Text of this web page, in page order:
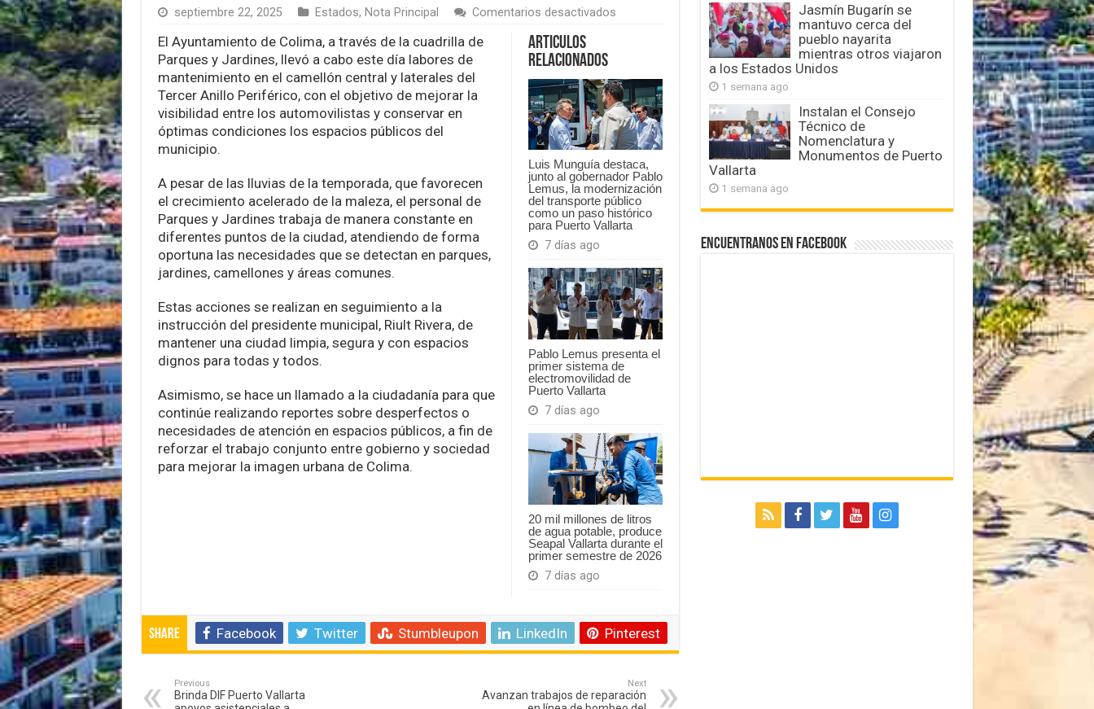
septiembre 22, 2025 Estados, Nota Principal Comentarios desactivadosen
Jardines
de
Colima
realiza
mantenimiento
en
camellones
del
Tercer
Anillo
Articulos
Relacionados
Luis Munguía destaca,
junto al gobernador Pablo
Lemus, la modernización
del transporte público
como un paso histórico
para Puerto Vallarta
7 días ago
Pablo Lemus presenta el
primer sistema de
electromovilidad de
Puerto Vallarta
7 días ago
20 mil millones de litros
de agua potable, produce
Seapal Vallarta durante el
primer semestre de 2026
7 días ago
El Ayuntamiento de Colima, a través de la cuadrilla de
Parques y Jardines, llevó a cabo este día labores de
mantenimiento en el camellón central y laterales del
Tercer Anillo Periférico, con el objetivo de mejorar la
visibilidad entre los automovilistas y conservar en
óptimas condiciones los espacios públicos del
municipio.
A pesar de las lluvias de la temporada, que favorecen
el crecimiento acelerado de la maleza, el personal de
Parques y Jardines trabaja de manera constante en
diferentes puntos de la ciudad, atendiendo de forma
oportuna las necesidades que se detectan en parques,
jardines, camellones y áreas comunes.
Estas acciones se realizan en seguimiento a la
instrucción del presidente municipal, Riult Rivera, de
mantener una ciudad limpia, segura y con espacios
dignos para todas y todos.
Asimismo, se hace un llamado a la ciudadanía para que
continúe realizando reportes sobre desperfectos o
necesidades de atención en espacios públicos, a fin de
reforzar el trabajo conjunto entre gobierno y sociedad
para mejorar la imagen urbana de Colima.
Share Facebook Twitter Stumbleupon LinkedIn Pinterest
Previous
Brinda DIF Puerto Vallarta
Next
Avanzan trabajos de reparación
Jasmín Bugarín se
mantuvo cerca del
pueblo nayarita
mientras otros viajaron
a los Estados Unidos
1 semana ago
Instalan el Consejo
Técnico de
Nomenclatura y
Monumentos de Puerto
Vallarta
1 semana ago
Encuentranos en Facebook